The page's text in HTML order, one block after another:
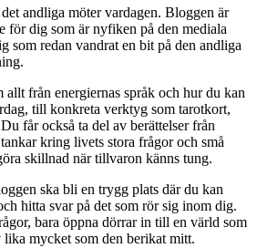
andliga möter vardagen. Bloggen är
för dig som är nyfiken på den mediala
som redan vandrat en bit på den andliga
allt från energiernas språk och hur du kan
till konkreta verktyg som tarotkort,
får också ta del av berättelser från
kring livets stora frågor och små
skillnad när tillvaron känns tung.
ska bli en trygg plats där du kan
hitta svar på det som rör sig inom dig.
bara öppna dörrar in till en värld som
mycket som den berikat mitt.